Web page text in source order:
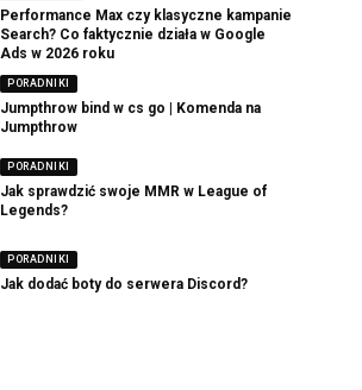
Performance Max czy klasyczne kampanie
Search? Co faktycznie działa w Google
Ads w 2026 roku
PORADNIKI
Jumpthrow bind w cs go | Komenda na
Jumpthrow
PORADNIKI
Jak sprawdzić swoje MMR w League of
Legends?
PORADNIKI
Jak dodać boty do serwera Discord?